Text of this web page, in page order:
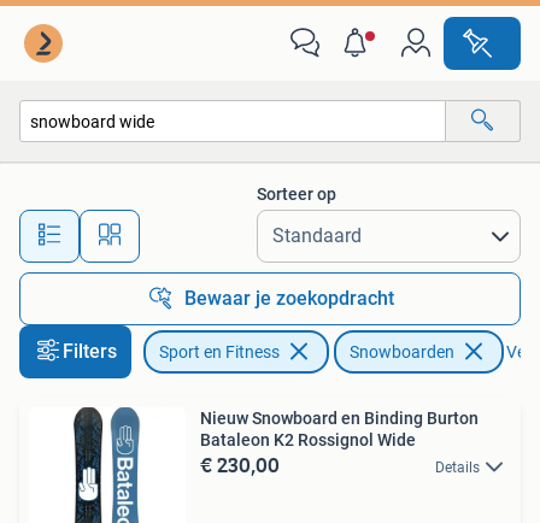
Alle afstanden…
Sorteer op
Bewaar je zoekopdracht
Filters Sport en Fitness Snowboarden
Nieuw Snowboard en Binding Burton
Bataleon K2 Rossignol Wide
€ 230,00 Details